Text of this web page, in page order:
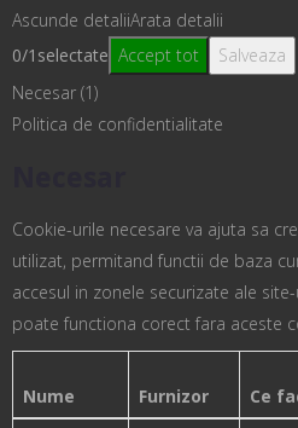
Ascunde detaliiArata detalii
0/1 selectate Accept tot
Salveaza
Necesar (1)
Politica de confidentialitate
Cookie-urile necesare va ajuta sa
utilizat, permitand functii de baza
accesul in zonele securizate ale
poate functiona corect fara aceste
Nume Furnizor Ce